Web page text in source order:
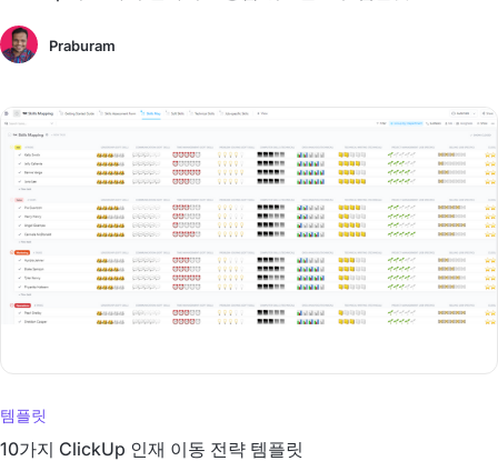
Praburam
템플릿
10가지 ClickUp 인재 이동 전략 템플릿